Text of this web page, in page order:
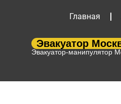
Главная
Эвакуатор
Эвакуатор-манипулятор